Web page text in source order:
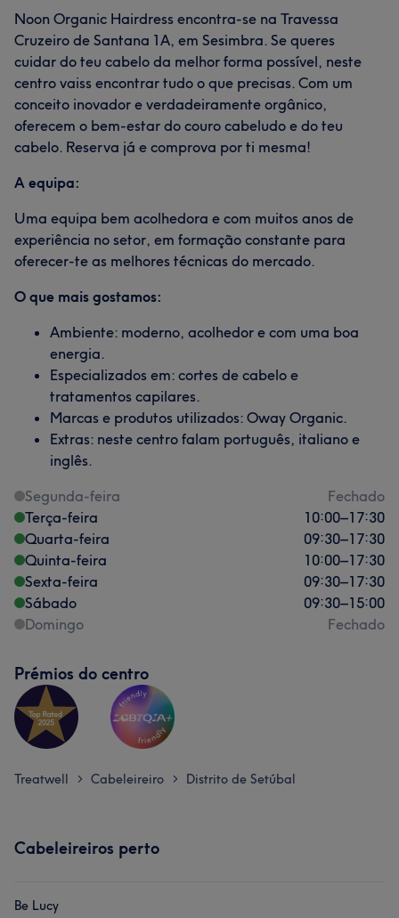
Noon Organic Hairdress encontra-se na Travessa
Cruzeiro de Santana 1A, em Sesimbra. Se queres
cuidar do teu cabelo da melhor forma possível, neste
centro vaiss encontrar tudo o que precisas. Com um
conceito inovador e verdadeiramente orgânico,
oferecem o bem-estar do couro cabeludo e do teu
cabelo. Reserva já e comprova por ti mesma!
A equipa:
Uma equipa bem acolhedora e com muitos anos de
experiência no setor, em formação constante para
oferecer-te as melhores técnicas do mercado.
O que mais gostamos:
Ambiente: moderno, acolhedor e com uma boa
energia.
Especializados em: cortes de cabelo e
tratamentos capilares.
Marcas e produtos utilizados: Oway Organic.
Extras: neste centro falam português, italiano e
inglês.
Segunda-feira
Fechado
Terça-feira
10:00–17:30
Quarta-feira
09:30–17:30
Quinta-feira
10:00–17:30
Sexta-feira
09:30–17:30
Sábado
09:30–15:00
Domingo
Fechado
Prémios do centro
Treatwell > Cabeleireiro > Distrito de Setúbal
Cabeleireiros perto
Be Lucy